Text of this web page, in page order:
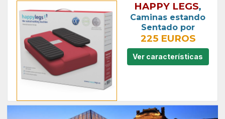
HAPPY LEGS,
Caminas estando
Sentado por
225 EUROS
Ver características